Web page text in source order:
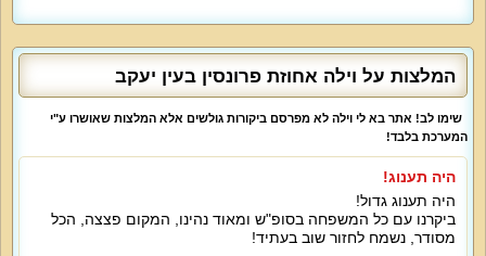
למי מתאימה הוילה?
חופשות משפחתיות, חופשות זוגיות, חופשה לקבוצה. כאן תוכלו למצוא תנאים
מתאימים לאירוח באווירה דתית מסורתית. מסיבות רווקים/רווקות, אירועים, ימי
הולדת וימי גיבוש, מתקבלים גם כן בשמחה.
המלצות על וילה אחוזת פרונסין בעין יעקב
שימו לב! אתר בא לי וילה לא מפרסם ביקורות גולשים אלא המלצות שאושרו ע"י
המערכת בלבד!
היה תענוג!
היה תענוג גדול!
ביקרנו עם כל המשפחה בסופ"ש ומאוד נהינו, המקום פצצה, הכל
מסודר, נשמח לחזור שוב בעתיד!